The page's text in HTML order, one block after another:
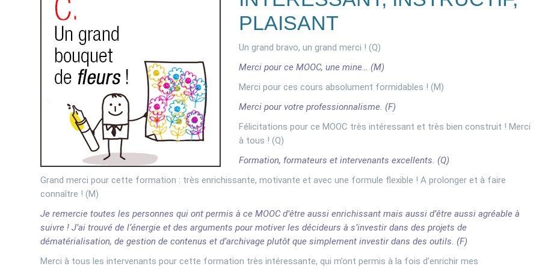
PLAISANT
Un grand bravo, un grand merci ! (Q)
Merci pour ce MOOC, une mine… (M)
Merci pour ces cours absolument formidables ! (M)
Merci pour votre professionnalisme. (F)
Félicitations pour ce MOOC très intéressant et très bien construit ! Merci
à tous ! (Q)
Formation, formateurs et intervenants excellents. (Q)
Grand merci pour cette formation : très enrichissante, motivante et avec une formule flexible ! A prolonger et à faire
connaître ! (M)
Je remercie toutes les personnes qui ont permis à ce MOOC d’être aussi enrichissant mais aussi d’être aussi agréable à
suivre ! J’ai trouvé de l’énergie et des arguments pour motiver les décideurs à s’investir dans des projets de
dématérialisation, de gestion de contenus et d’archivage plutôt que simplement investir dans des outils. (F)
Merci à tous les intervenants pour cette formation très intéressante, qui m’ont permis à la fois d’enrichir mes